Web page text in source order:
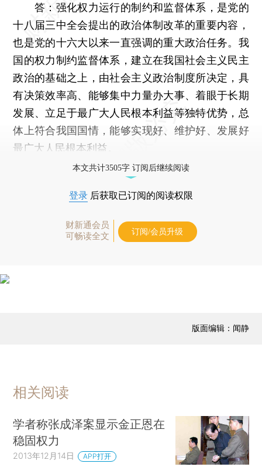
答：强化权力运行的制约和监督体系，是党的
十八届三中全会提出的政治体制改革的重要内容，
也是党的十六大以来一直强调的重大政治任务。我
国的权力制约监督体系，建立在我国社会主义民主
政治的基础之上，由社会主义政治制度所决定，具
有决策效率高、能够集中力量办大事、着眼于长期
发展、立足于最广大人民根本利益等独特优势，总
体上符合我国国情，能够实现好、维护好、发展好
最广大人民根本利益。
本文共计3505字 订阅后继续阅读
登录 后获取已订阅的阅读权限
财新通会员
可畅读全文
订阅/会员升级
版面编辑：闻静
相关阅读
学者称张成泽案显示金正恩在
稳固权力
2013年12月14日 APP打开